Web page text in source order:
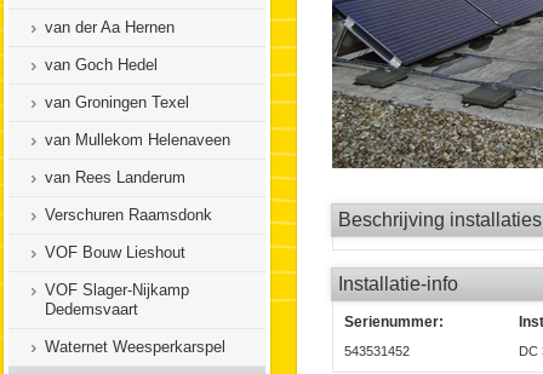
van der Aa Hernen
van Goch Hedel
van Groningen Texel
van Mullekom Helenaveen
van Rees Landerum
Verschuren Raamsdonk
VOF Bouw Lieshout
VOF Slager-Nijkamp
Dedemsvaart
Waternet Weesperkarspel
Beschrijving installaties
Installatie-info
Serienummer:
543531452 DC